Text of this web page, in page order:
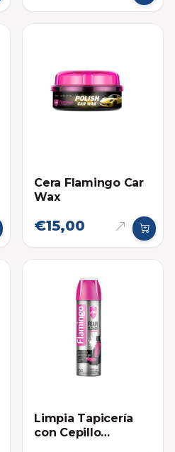
Cera Flamingo Car
Wax
€15,00
Limpia Tapicería
con Cepillo